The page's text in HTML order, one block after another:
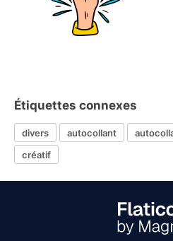
Étiquettes connexes
divers autocollant
créatif